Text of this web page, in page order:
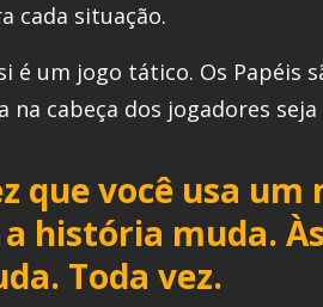
cada situação.
é um jogo tático. Os Papéis
na cabeça dos jogadores
que você usa
história muda.
Toda vez.